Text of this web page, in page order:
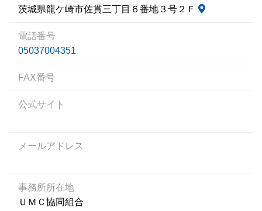
茨城県龍ケ崎市佐貫三丁目６番地３号２Ｆ
電話番号
05037004351
FAX番号
公式サイト
メールアドレス
事務所所在地
ＵＭＣ協同組合